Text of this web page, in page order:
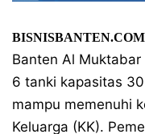
Banten Al
6 tanki kapasitas
mampu memenuhi
Keluarga (KK).